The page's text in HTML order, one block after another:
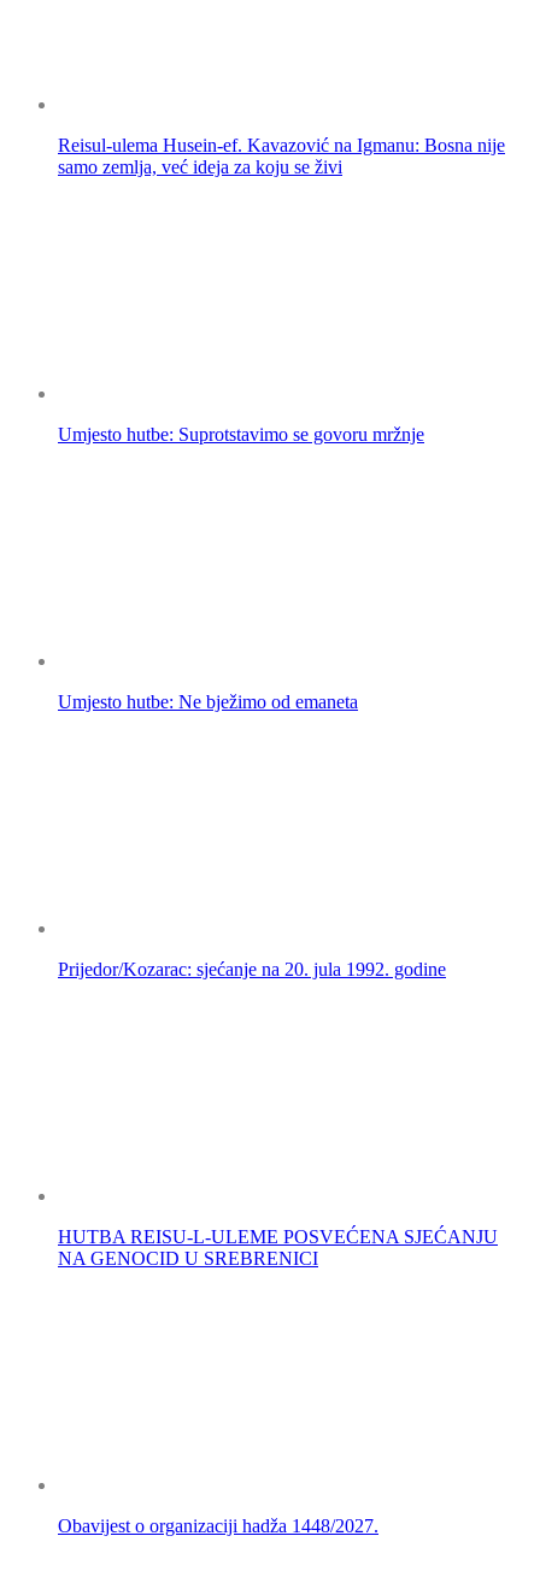
Reisul-ulema Husein-ef. Kavazović na Igmanu: Bosna nije
samo zemlja, već ideja za koju se živi
Umjesto hutbe: Suprotstavimo se govoru mržnje
Umjesto hutbe: Ne bježimo od emaneta
Prijedor/Kozarac: sjećanje na 20. jula 1992. godine
HUTBA REISU-L-ULEME POSVEĆENA SJEĆANJU
NA GENOCID U SREBRENICI
Obavijest o organizaciji hadža 1448/2027.